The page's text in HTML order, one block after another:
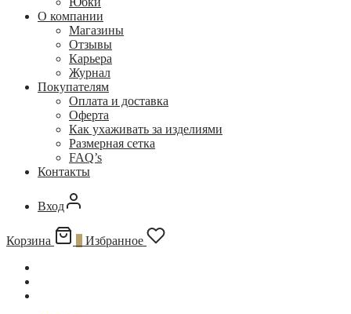
О компании
Магазины
Отзывы
Карьера
Журнал
Покупателям
Оплата и доставка
Оферта
Как ухаживать за изделиями
Размерная сетка
FAQ’s
Контакты
Вход
Корзина Избранное